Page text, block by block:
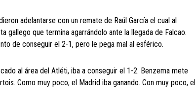
adelantarse con un remate de Raúl García el cual al
gallego que termina agarrándolo ante la llegada de Falcao.
de conseguir el 2-1, pero le pega mal al esférico.
al área del Atléti, iba a conseguir el 1-2. Benzema mete
Como muy poco, el Madrid iba ganando. Con muy poco, el